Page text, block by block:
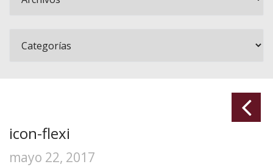
icon-flexi
mayo 22, 2017